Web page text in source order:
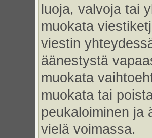
luoja, valvoja tai
muokata
viestin
äänestystä
muokata
muokata tai
peukaloiminen ja
vielä voimassa.